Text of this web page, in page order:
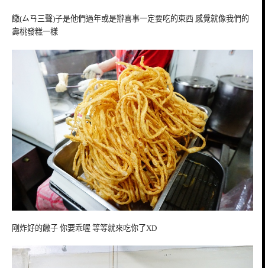
饊(ㄙㄢ三聲)子是他們過年或是辦喜事一定要吃的東西 感覺就像我們的
壽桃發糕一樣
剛炸好的饊子 你要乖喔 等等就來吃你了XD